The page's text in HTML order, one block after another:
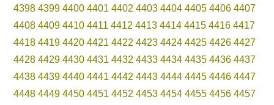
4398 4399 4400 4401 4402 4403 4404 4405 4406 4407
4408 4409 4410 4411 4412 4413 4414 4415 4416 4417
4418 4419 4420 4421 4422 4423 4424 4425 4426 4427
4428 4429 4430 4431 4432 4433 4434 4435 4436 4437
4438 4439 4440 4441 4442 4443 4444 4445 4446 4447
4448 4449 4450 4451 4452 4453 4454 4455 4456 4457